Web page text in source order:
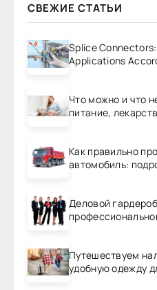
СВЕЖИЕ СТАТЬИ
Splice
Applications
Что можно и что
питание,
Как правильно
автомобиль:
Деловой
Путешествуем
удобную одежду